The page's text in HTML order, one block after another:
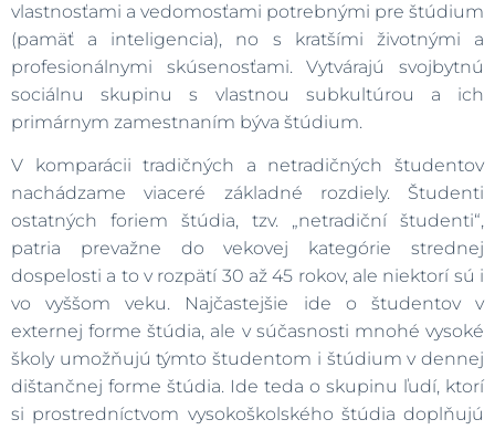
vlastnosťami a vedomosťami potrebnými pre štúdium
(pamäť a inteligencia), no s kratšími životnými a
profesionálnymi skúsenosťami. Vytvárajú svojbytnú
sociálnu skupinu s vlastnou subkultúrou a ich
primárnym zamestnaním býva štúdium.
V komparácii tradičných a netradičných študentov
nachádzame viaceré základné rozdiely. Študenti
ostatných foriem štúdia, tzv. „netradiční študenti“,
patria prevažne do vekovej kategórie strednej
dospelosti a to v rozpätí 30 až 45 rokov, ale niektorí sú i
vo vyššom veku. Najčastejšie ide o študentov v
externej forme štúdia, ale v súčasnosti mnohé vysoké
školy umožňujú týmto študentom i štúdium v dennej
dištančnej forme štúdia. Ide teda o skupinu ľudí, ktorí
si prostredníctvom vysokoškolského štúdia doplňujú